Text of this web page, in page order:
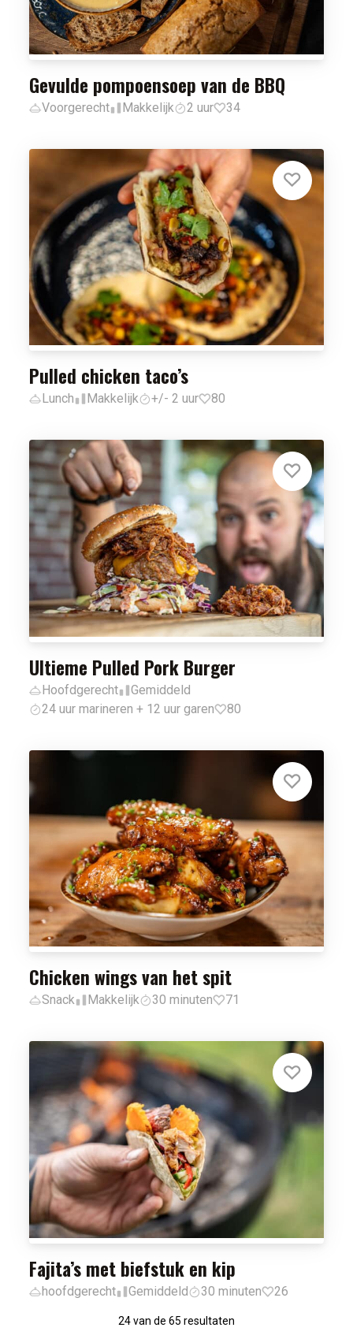
Gevulde pompoensoep van de BBQ
Voorgerecht Makkelijk 2 uur 34
Pulled chicken taco’s
Lunch Makkelijk +/- 2 uur 80
Ultieme Pulled Pork Burger
Hoofdgerecht
Gemiddeld
24 uur marineren + 12 uur garen
80
Chicken wings van het spit
Snack Makkelijk 30 minuten 71
Fajita’s met biefstuk en kip
hoofdgerecht Gemiddeld 30 minuten 26
24 van de 65 resultaten